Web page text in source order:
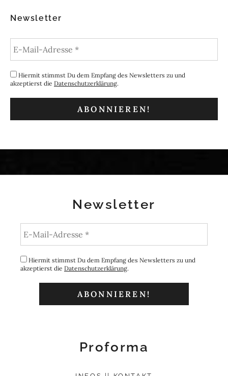
Newsletter
Hiermit stimmst Du dem Empfang des Newsletters zu und
akzeptierst die Datenschutzerklärung.
Newsletter
Hiermit stimmst Du dem Empfang des Newsletters zu und
akzeptierst die Datenschutzerklärung.
Proforma